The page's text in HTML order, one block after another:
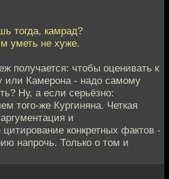
тогда, камрад?
уметь не хуже.
получается: чтобы оценивать к
или Камерона - надо самому
Ну, а если серьёзно:
того-же Кургиняна. Четкая
и
конкретных фактов -
напрочь. Только о том и